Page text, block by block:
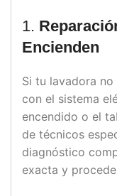
1.
Encienden
Si tu lavadora
con el sistema
encendido o el
de técnicos
diagnóstico
exacta y